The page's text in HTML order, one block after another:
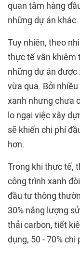
quan tâm hàng
những dự án khác.
Tuy nhiên, theo
thực tế vẫn khiêm
những dự án
vừa qua. Bởi
xanh nhưng chưa
lo ngại việc xây
sẽ khiến chi phí
hơn.
Trong khi thực tế,
công trình xanh
đầu tư thông
30% năng lượng
thải carbon, tiết
dụng, 50 - 70%